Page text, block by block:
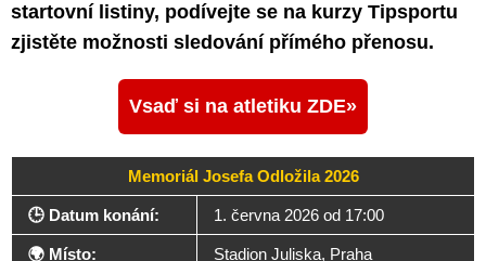
startovní listiny, podívejte se na kurzy Tipsportu
zjistěte možnosti sledování přímého přenosu.
Vsaď si na atletiku ZDE
Memoriál Josefa Odložila 2026
🕒 Datum konání: 1. června 2026 od 17:00
🌍 Místo: Stadion Juliska, Praha